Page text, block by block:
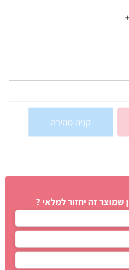
קניה מהירה
שמוצר זה יחזור למלאי ?